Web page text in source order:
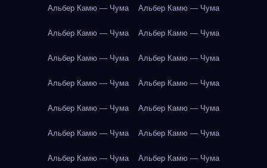
Альбер Камю — Чума Альбер Камю — Чума
Альбер Камю — Чума Альбер Камю — Чума
Альбер Камю — Чума Альбер Камю — Чума
Альбер Камю — Чума Альбер Камю — Чума
Альбер Камю — Чума Альбер Камю — Чума
Альбер Камю — Чума Альбер Камю — Чума
Альбер Камю — Чума Альбер Камю — Чума